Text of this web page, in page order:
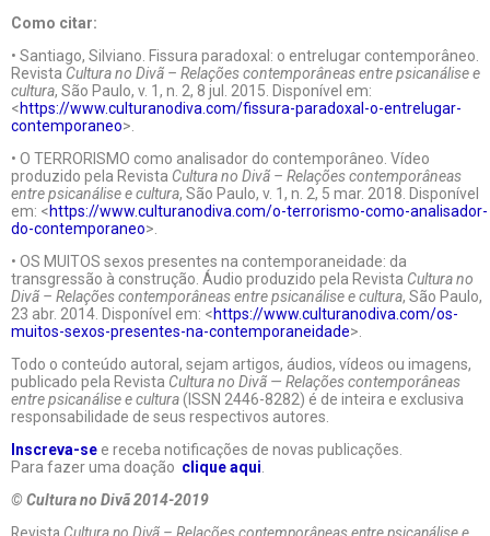
Como citar:
• Santiago, Silviano. Fissura paradoxal: o entrelugar contemporâneo.
Revista Cultura no Divã – Relações contemporâneas entre psicanálise e
cultura, São Paulo, v. 1, n. 2, 8 jul. 2015. Disponível em:
<https://www.culturanodiva.com/fissura-paradoxal-o-entrelugar-
contemporaneo>.
• O TERRORISMO como analisador do contemporâneo. Vídeo
produzido pela Revista Cultura no Divã – Relações contemporâneas
entre psicanálise e cultura, São Paulo, v. 1, n. 2, 5 mar. 2018. Disponível
em: <https://www.culturanodiva.com/o-terrorismo-como-analisador-
do-contemporaneo>.
• OS MUITOS sexos presentes na contemporaneidade: da
transgressão à construção. Áudio produzido pela Revista Cultura no
Divã – Relações contemporâneas entre psicanálise e cultura, São Paulo,
23 abr. 2014. Disponível em: <https://www.culturanodiva.com/os-
muitos-sexos-presentes-na-contemporaneidade>.
Todo o conteúdo autoral, sejam artigos, áudios, vídeos ou imagens,
publicado pela Revista Cultura no Divã — Relações contemporâneas
entre psicanálise e cultura(ISSN 2446-8282) é de inteira e exclusiva
responsabilidade de seus respectivos autores.
Inscreva-se e receba notificações de novas publicações.
Para fazer uma doação clique aqui
© Cultura no Divã 2014-2019